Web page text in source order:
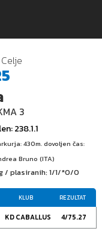
3
: 238.1.1
430m. dovoljen čas:
Bruno (ITA)
/ plasiranih: 1/1/*0/0
KLUB REZULTAT
KD CABALLUS 4/75.27